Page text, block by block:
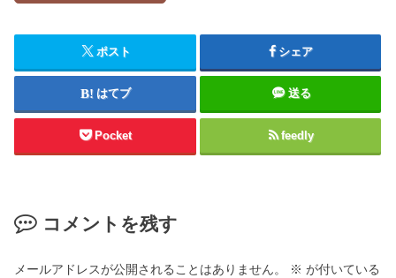
ポスト シェア
はてブ 送る
Pocket feedly
コメントを残す
メールアドレスが公開されることはありません。 ※ が付いている